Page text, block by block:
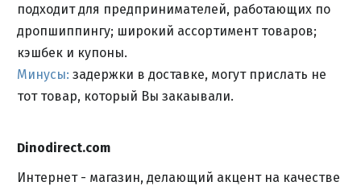
подходит для предпринимателей, работающих по
дропшиппингу; широкий ассортимент товаров;
кэшбек и купоны.
Минусы: задержки в доставке, могут прислать не
тот товар, который Вы закаывали.
Dinodirect.com
Интернет - магазин, делающий акцент на качестве